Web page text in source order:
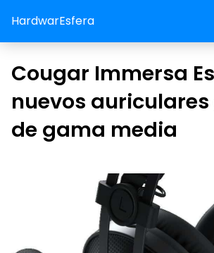
HardwarEsfera
Cougar Immersa
nuevos
de gama media